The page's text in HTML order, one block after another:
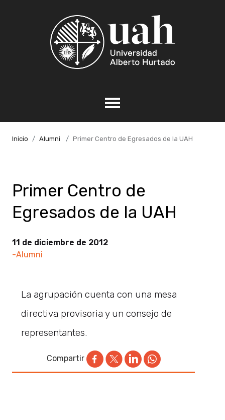
Inicio Alumni Primer Centro de Egresados de la UAH
Primer Centro de
Egresados de la UAH
11 de diciembre de 2012
-Alumni
La agrupación cuenta con una mesa
directiva provisoria y un consejo de
representantes.
Compartir